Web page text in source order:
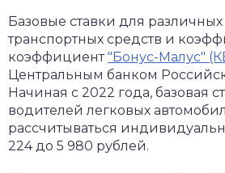
Базовые ставки для различных
транспортных средств и
коэффициент"Бонус-Малус"
Центральным банком
Начиная с 2022 года, базовая
водителей легковых
рассчитываться
224 до 5 980 рублей.